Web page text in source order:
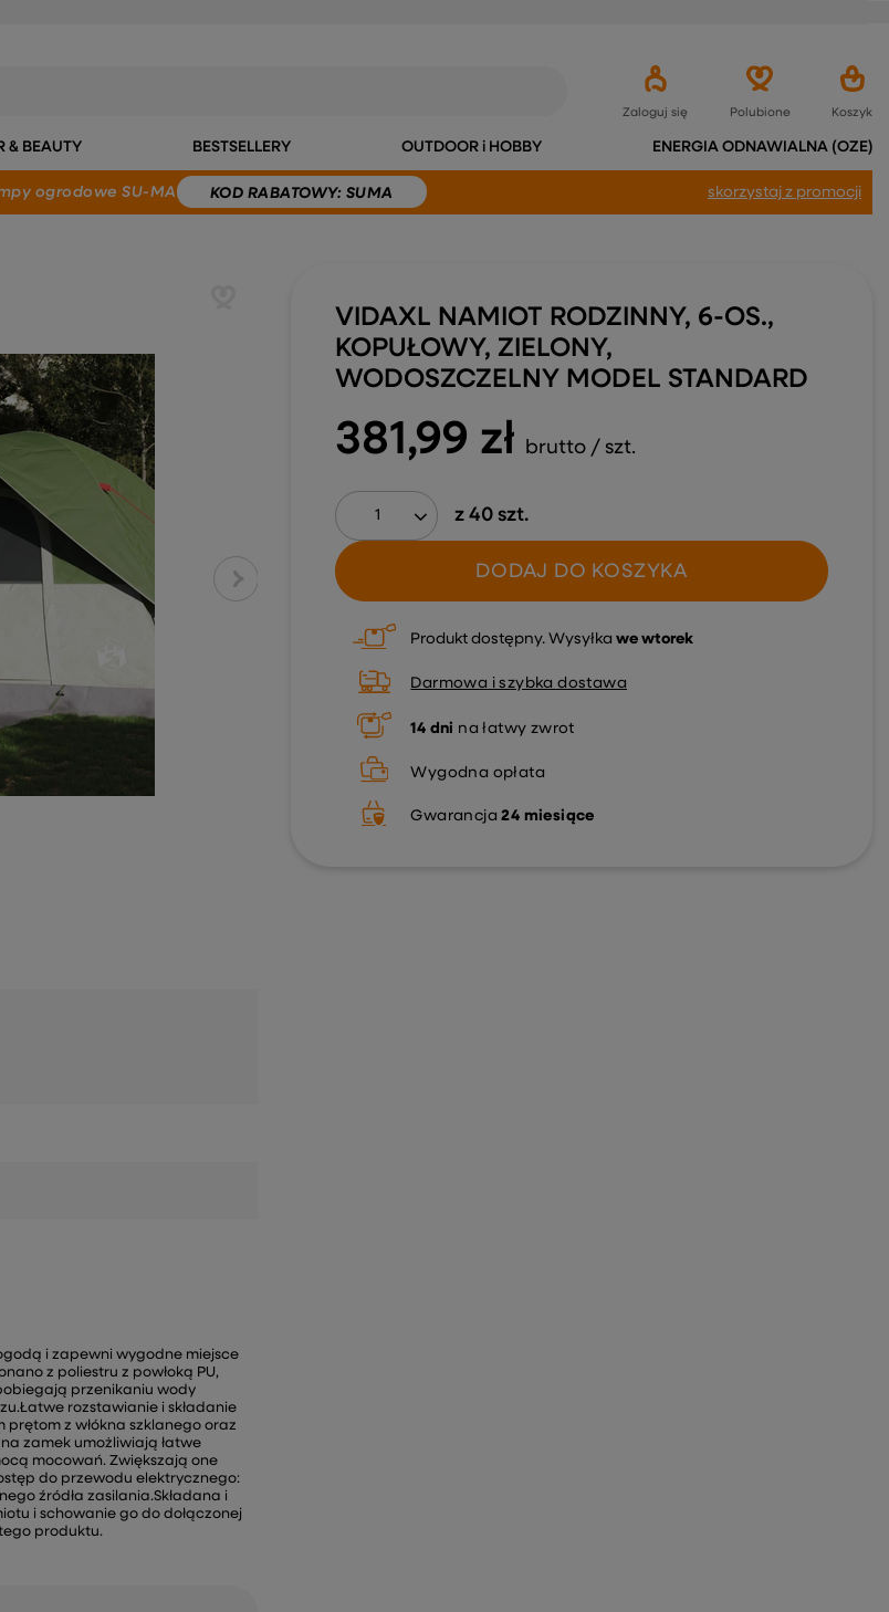
Zaloguj się Polubione Koszyk
& BEAUTY BESTSELLERY OUTDOOR i HOBBY ENERGIA ODNAWIALNA (OZE)
ogrodowe SU-MA KOD RABATOWY: SUMA skorzystaj z promocji
381,99 zł brutto / szt.
z40szt.
DODAJ DO KOSZYKA
VIDAXL NAMIOT RODZINNY, 6-OS.,
KOPUŁOWY, ZIELONY,
WODOSZCZELNY MODEL STANDARD
Produkt dostępny Wysyłkawe wtorek
Darmowa i szybka dostawa
14 dni na łatwy zwrot
Wygodna opłata
Gwarancja 24 miesiące
i zapewni wygodne miejsce
z poliestru z powłoką PU,
przenikaniu wody
rozstawianie i składanie
z włókna szklanego oraz
zamek umożliwiają łatwe
mocowań. Zwiększają one
do przewodu elektrycznego:
źródła zasilania.Składana i
i schowanie go do dołączonej
produktu.